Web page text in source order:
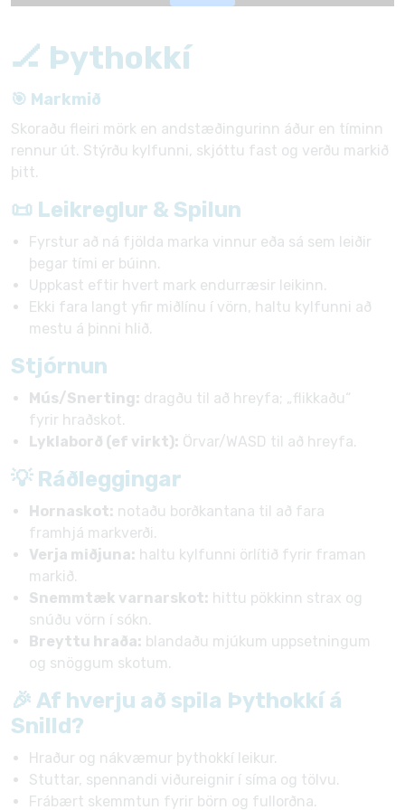
🏒 Þythokkí
🎯 Markmið
Skoraðu fleiri mörk en andstæðingurinn áður en tíminn
rennur út. Stýrðu kylfunni, skjóttu fast og verðu markið
þitt.
📜 Leikreglur & Spilun
Fyrstur að ná fjölda marka vinnur eða sá sem leiðir
þegar tími er búinn.
Uppkast eftir hvert mark endurræsir leikinn.
Ekki fara langt yfir miðlínu í vörn, haltu kylfunni að
mestu á þinni hlið.
Stjórnun
Mús/Snerting: dragðu til að hreyfa; „flikkaðu“
fyrir hraðskot.
Lyklaborð (ef virkt): Örvar/WASD til að hreyfa.
💡 Ráðleggingar
Hornaskot: notaðu borðkantana til að fara
framhjá markverði.
Verja miðjuna: haltu kylfunni örlítið fyrir framan
markið.
Snemmtæk varnarskot: hittu pökkinn strax og
snúðu vörn í sókn.
Breyttu hraða: blandaðu mjúkum uppsetningum
og snöggum skotum.
🎉 Af hverju að spila Þythokkí á
Snilld?
Hraður og nákvæmur þythokkí leikur.
Stuttar, spennandi viðureignir í síma og tölvu.
Frábært skemmtun fyrir börn og fullorðna.